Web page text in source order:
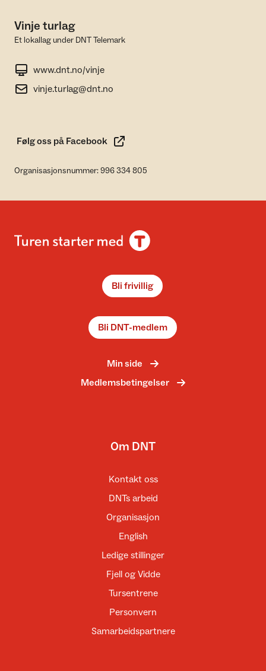
Vinje turlag
Et lokallag under DNT Telemark
www.dnt.no/vinje
vinje.turlag@dnt.no
Følg oss på Facebook
Organisasjonsnummer: 996 334 805
Bli frivillig
Bli DNT-medlem
Min side
Medlemsbetingelser
Om DNT
Kontakt oss
DNTs arbeid
Organisasjon
English
Ledige stillinger
Fjell og Vidde
Tursentrene
Personvern
Samarbeidspartnere